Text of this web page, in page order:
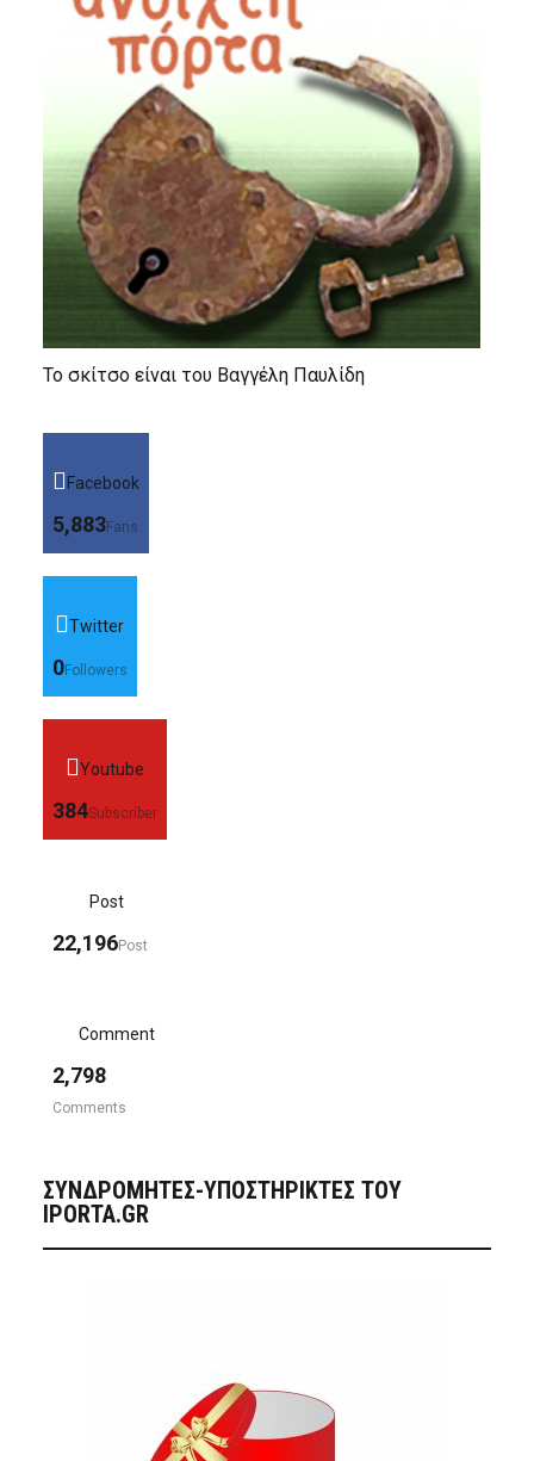
Το σκίτσο είναι του Βαγγέλη Παυλίδη
Facebook
5,883Fans
Twitter
0Followers
Youtube
384Subscriber
Post
22,196Post
Comment
2,798
Comments
ΣΥΝΔΡΟΜΗΤΈΣ-ΥΠΟΣΤΗΡΙΚΤΈΣ ΤΟΥ
IPORTA.GR